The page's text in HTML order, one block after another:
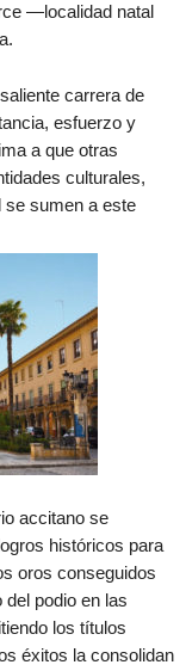
—localidad natal
carrera de
esfuerzo y
a que otras
culturales,
se sumen a este
accitano se
históricos para
oros conseguidos
del podio en las
los títulos
éxitos la consolidan